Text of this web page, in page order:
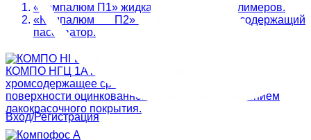
Вход/Регистрация
«Компалюм П1» жидкая композиция полимеров.
«Компалюм П2» жидкий хромсодержащий
пассиватор.
КОМПО НГЦ 1A КОМПО НГЦ 1A жидкое
хромсодержащее средство для пассивирования
поверхности оцинкованной стали перед нанесением
лакокрасочного покрытия.